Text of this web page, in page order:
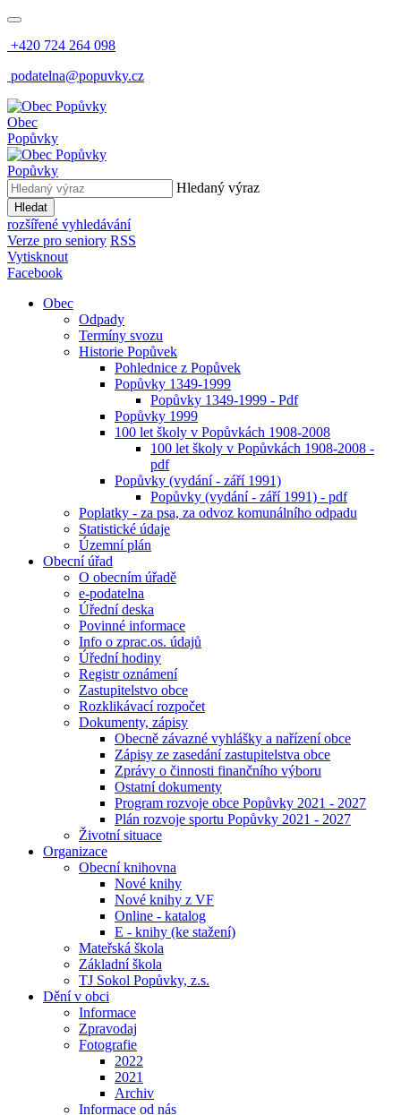
+420 724 264 098
podatelna@popuvky.cz
Obec
Popůvky
Popůvky
Hledaný výraz
Hledat
rozšířené vyhledávání
Verze pro seniory RSS
Vytisknout
Facebook
Obec
Odpady
Termíny svozu
Historie Popůvek
Pohlednice z Popůvek
Popůvky 1349-1999
Popůvky 1349-1999 - Pdf
Popůvky 1999
100 let školy v Popůvkách 1908-2008
100 let školy v Popůvkách 1908-2008 -
pdf
Popůvky (vydání - září 1991)
Popůvky (vydání - září 1991) - pdf
Poplatky - za psa, za odvoz komunálního odpadu
Statistické údaje
Územní plán
Obecní úřad
O obecním úřadě
e-podatelna
Úřední deska
Povinné informace
Info o zprac.os. údajů
Úřední hodiny
Registr oznámení
Zastupitelstvo obce
Rozklikávací rozpočet
Dokumenty, zápisy
Obecně závazné vyhlášky a nařízení obce
Zápisy ze zasedání zastupitelstva obce
Zprávy o činnosti finančního výboru
Ostatní dokumenty
Program rozvoje obce Popůvky 2021 - 2027
Plán rozvoje sportu Popůvky 2021 - 2027
Životní situace
Organizace
Obecní knihovna
Nové knihy
Nové knihy z VF
Online - katalog
E - knihy (ke stažení)
Mateřská škola
Základní škola
TJ Sokol Popůvky, z.s.
Dění v obci
Informace
Zpravodaj
Fotografie
2022
2021
Archiv
Informace od nás